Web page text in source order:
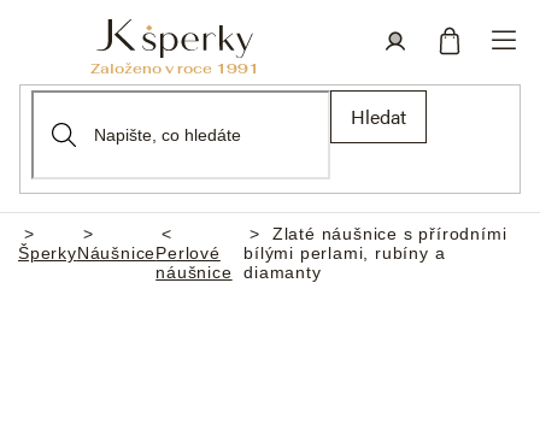
Hledat
Domů
ŠperkyNáušnicePerlové
náušnice
Zlaté náušnice s přírodními
bílými perlami, rubíny a
diamanty